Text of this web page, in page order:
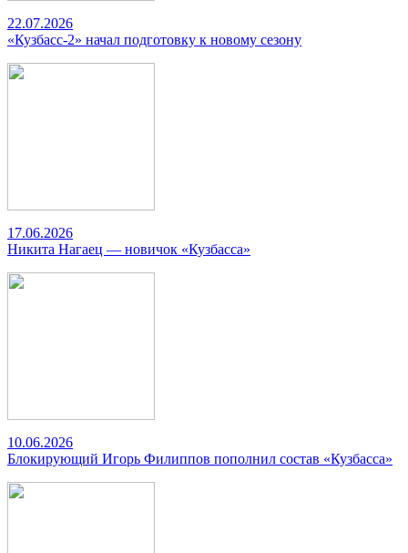
22.07.2026
«Кузбасс-2» начал подготовку к новому сезону
17.06.2026
Никита Нагаец — новичок «Кузбасса»
10.06.2026
Блокирующий Игорь Филиппов пополнил состав «Кузбасса»